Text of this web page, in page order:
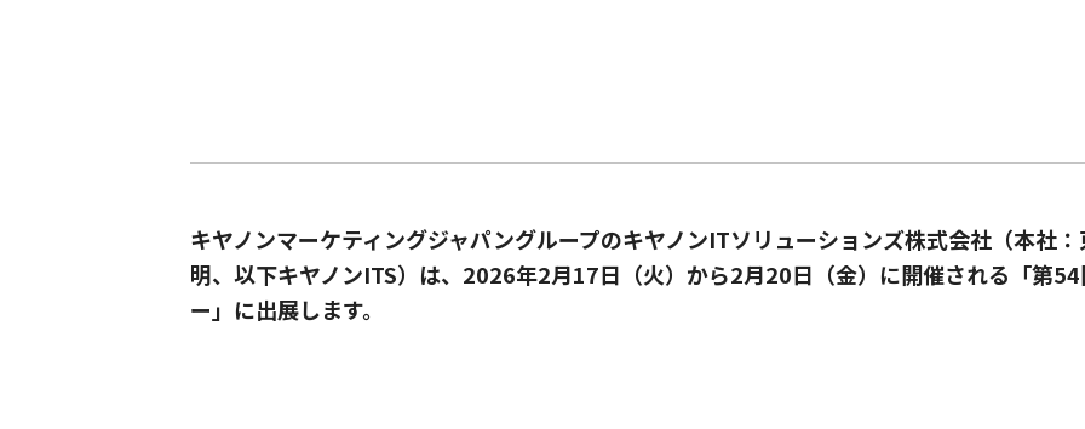
キヤノンマーケティングジャパングループのキヤノンITソリューションズ株式会社（本社
明、以下キヤノンITS）は、2026年2月17日（火）から2月20日（金）に開催される「第
ー」に出展します。